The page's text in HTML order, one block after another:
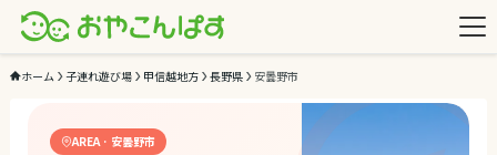
ホーム 子連れ遊び場 甲信越地方 長野県 安曇野市
AREA · 安曇野市